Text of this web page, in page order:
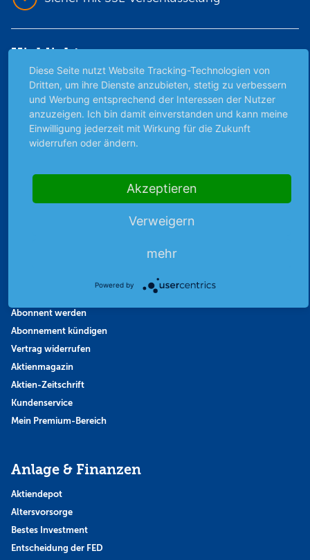
Highlights
Börsenbericht
Börsengerüchte
Börsengespräche
Börsennews
Strategie
Abonnent werden
Abonnement kündigen
Vertrag widerrufen
Aktienmagazin
Aktien-Zeitschrift
Kundenservice
Mein Premium-Bereich
Anlage & Finanzen
Aktiendepot
Altersvorsorge
Bestes Investment
Entscheidung der FED
Diese Seite nutzt Website Tracking-Technologien von
Dritten, um ihre Dienste anzubieten, stetig zu verbessern
und Werbung entsprechend der Interessen der Nutzer
anzuzeigen. Ich bin damit einverstanden und kann meine
Einwilligung jederzeit mit Wirkung für die Zukunft
widerrufen oder ändern.
Akzeptieren
Verweigern
mehr
Powered by